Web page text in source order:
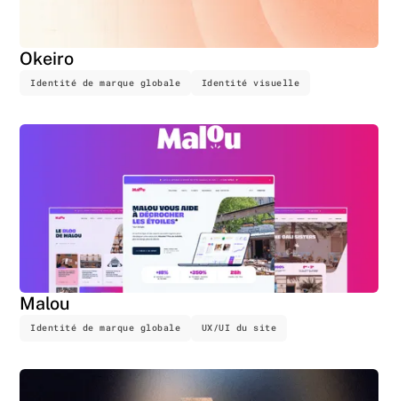
Okeiro
Identité de marque globale Identité visuelle
Malou
Identité de marque globale UX/UI du site